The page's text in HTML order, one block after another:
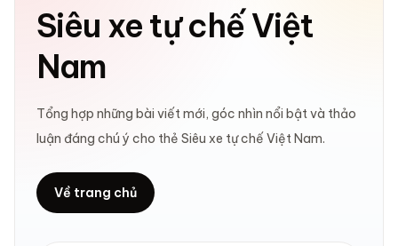
Siêu xe tự chế Việt
Nam
Tổng hợp những bài viết mới, góc nhìn nổi bật và thảo
luận đáng chú ý cho thẻ Siêu xe tự chế Việt Nam.
Về trang chủ